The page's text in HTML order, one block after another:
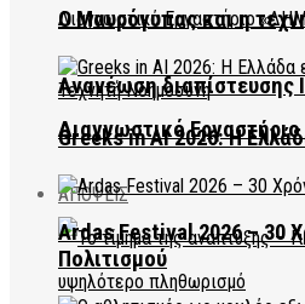
Ανανέωση διαπίστευσης
Διαγνωστικό
ΑΠΟΨΕΙΣ
Ο Μαυρόγυπας και η
Greeks in AI 2026: Η
Ardas Festival 2026 – 30
Πολιτισμού